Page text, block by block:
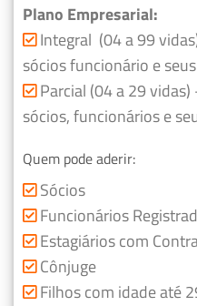
Plano Empresarial:
Integral (04 a 99
sócios funcionário e
Parcial (04 a 29
sócios, funcionários e
Quem pode aderir:
Sócios
Funcionários
Estagiários com
Cônjuge
Filhos com idade até